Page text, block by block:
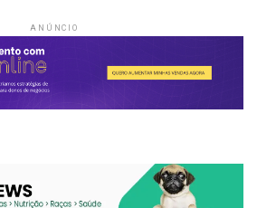
ANÚNCIO